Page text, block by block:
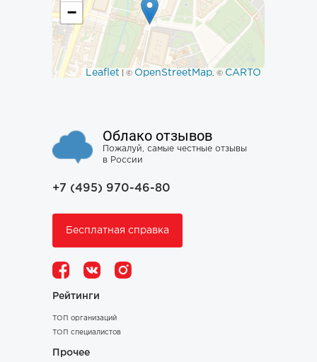
−
Leaflet | © OpenStreetMap, © CARTO
Облако отзывов
Пожалуй, самые честные отзывы
в России
+7 (495) 970-46-80
Бесплатная справка
Рейтинги
ТОП организаций
ТОП специалистов
Прочее